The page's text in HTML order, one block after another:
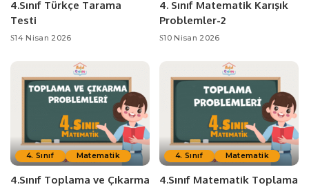
4.Sınıf Türkçe Tarama
Testi
14 Nisan 2026
4. Sınıf Matematik Karışık
Problemler-2
10 Nisan 2026
4. Sınıf Matematik
4.Sınıf Toplama ve Çıkarma
4. Sınıf Matematik
4.Sınıf Matematik Toplama